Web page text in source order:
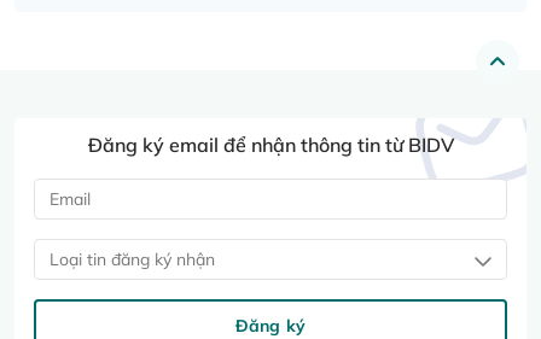
Đăng ký email để nhận thông tin từ BIDV
Loại tin đăng ký nhận
Đăng ký